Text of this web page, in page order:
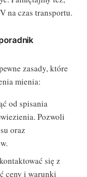
na czas transportu.
zasady, które
mienia:
od spisania
Pozwoli
oraz
się z
ceny i warunki